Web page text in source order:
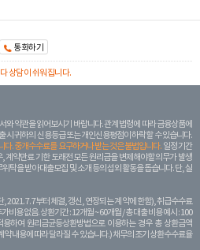
통화하기
상담이 쉬워집니다.
와 약관을 읽어보시기 바랍니다. 관계 법령에 따라 금융상품에
시 귀하의 신용등급 또는 개인신용평점이 하락할 수 있습니다.
다. 중개수수료를 요구하거나 받는 것은 불법입니다. 일정 기간
계약만료 기한 도래전 모든 원리금을 변제해야할 의무가 발생
탁을 받아 대출모집 및 소개 등의 섭외 활동을 돕습니다. 단, 실
2021. 7. 7부터 체결, 갱신, 연장되는 계 약에 한함), 취급수수료
비용 없음. 상환기간 : 12개월 ~ 60개월 / 총 대출 비용 예시 : 100
하여 원리금균등상환방법으로 이용하는 경우 총 상환금액
내용에 따라 달라질 수 있습니다.) 채무의 조기 상환수수료율